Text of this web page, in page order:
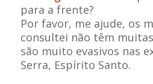
para a frente?
Por favor, me ajude, os
consultei não têm
são muito evasivos nas
Serra, Espírito Santo.